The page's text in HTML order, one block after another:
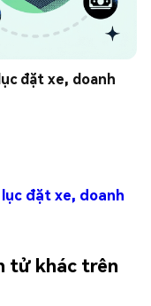
đặt xe, doanh
đặt xe, doanh
tử khác trên